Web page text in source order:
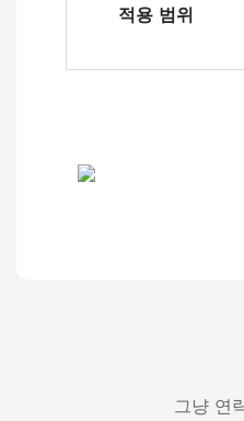
적용 범위
그냥 연